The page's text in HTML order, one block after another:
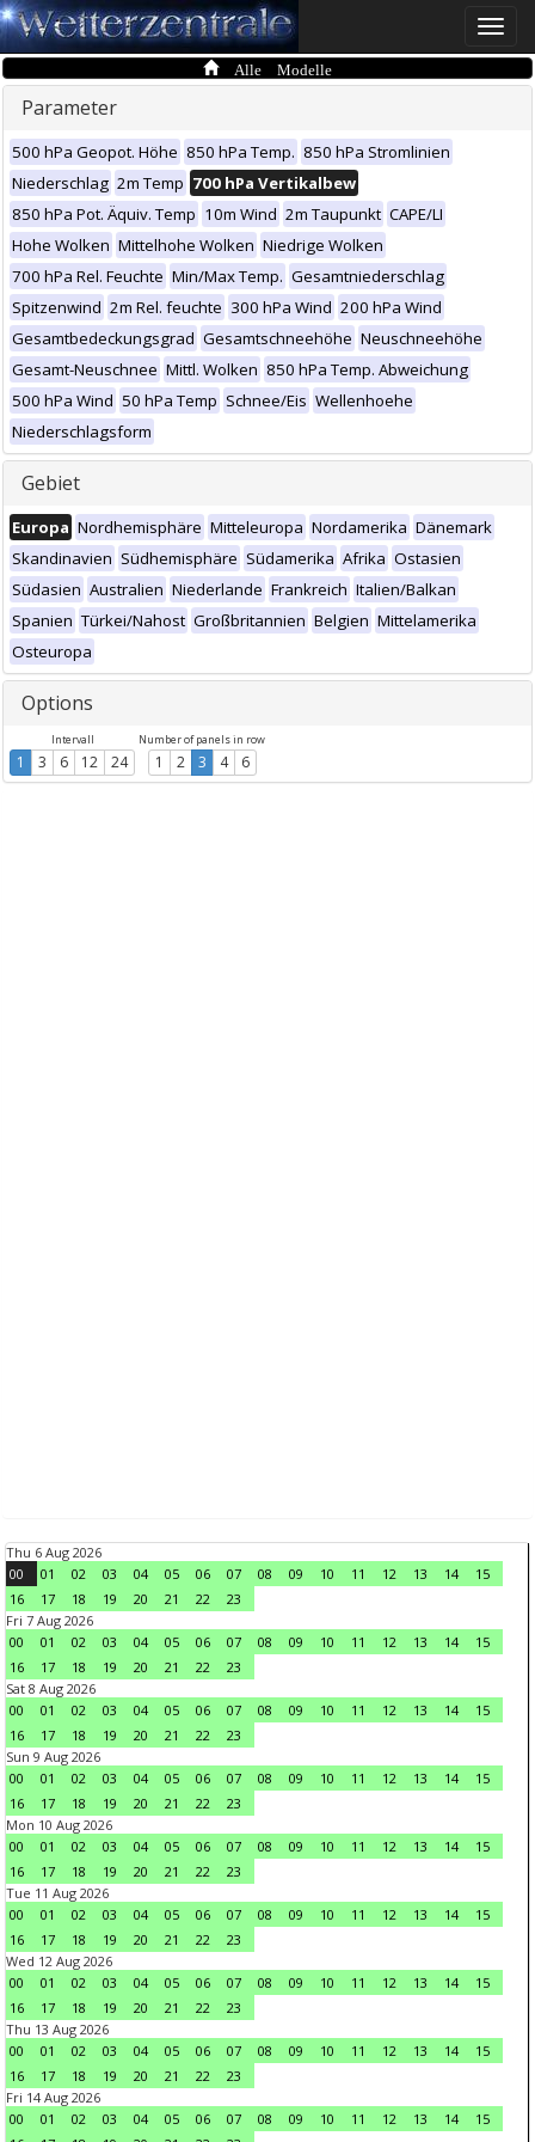
Toggle
Alle Modelle
Parameter
500 hPa Geopot. Höhe 850 hPa Temp. 850 hPa Stromlinien
Niederschlag 2m Temp 700 hPa Vertikalbew
850 hPa Pot. Äquiv. Temp 10m Wind 2m Taupunkt CAPE/LI
Hohe Wolken Mittelhohe Wolken Niedrige Wolken
700 hPa Rel. Feuchte Min/Max Temp. Gesamtniederschlag
Spitzenwind 2m Rel. feuchte 300 hPa Wind 200 hPa Wind
Gesamtbedeckungsgrad Gesamtschneehöhe Neuschneehöhe
Gesamt-Neuschnee Mittl. Wolken 850 hPa Temp. Abweichung
500 hPa Wind 50 hPa Temp Schnee/Eis Wellenhoehe
Niederschlagsform
Gebiet
Europa Nordhemisphäre Mitteleuropa Nordamerika Dänemark
Skandinavien Südhemisphäre Südamerika Afrika Ostasien
Südasien Australien Niederlande Frankreich Italien/Balkan
Spanien Türkei/Nahost Großbritannien Belgien Mittelamerika
Osteuropa
Options
Intervall
1 3 6 12 24
Number of panels in row
1 2 3 4 6
Thu 6 Aug 2026
00
01 02 03 04 05 06 07 08 09 10 11 12 13 14
15
16
17 18 19 20 21 22
23
Fri 7 Aug 2026
00
01 02 03 04 05 06 07 08 09 10 11 12 13 14
15
16
17 18 19 20 21 22
23
Sat 8 Aug 2026
00
01 02 03 04 05 06 07 08 09 10 11 12 13 14
15
16
17 18 19 20 21 22
23
Sun 9 Aug 2026
00
01 02 03 04 05 06 07 08 09 10 11 12 13 14
15
16
17 18 19 20 21 22
23
Mon 10 Aug 2026
00
01 02 03 04 05 06 07 08 09 10 11 12 13 14
15
16
17 18 19 20 21 22
23
Tue 11 Aug 2026
00
01 02 03 04 05 06 07 08 09 10 11 12 13 14
15
16
17 18 19 20 21 22
23
Wed 12 Aug 2026
00
01 02 03 04 05 06 07 08 09 10 11 12 13 14
15
16
17 18 19 20 21 22
23
Thu 13 Aug 2026
00
01 02 03 04 05 06 07 08 09 10 11 12 13 14
15
16
17 18 19 20 21 22
23
Fri 14 Aug 2026
00
01 02 03 04 05 06 07 08 09 10 11 12 13 14
15